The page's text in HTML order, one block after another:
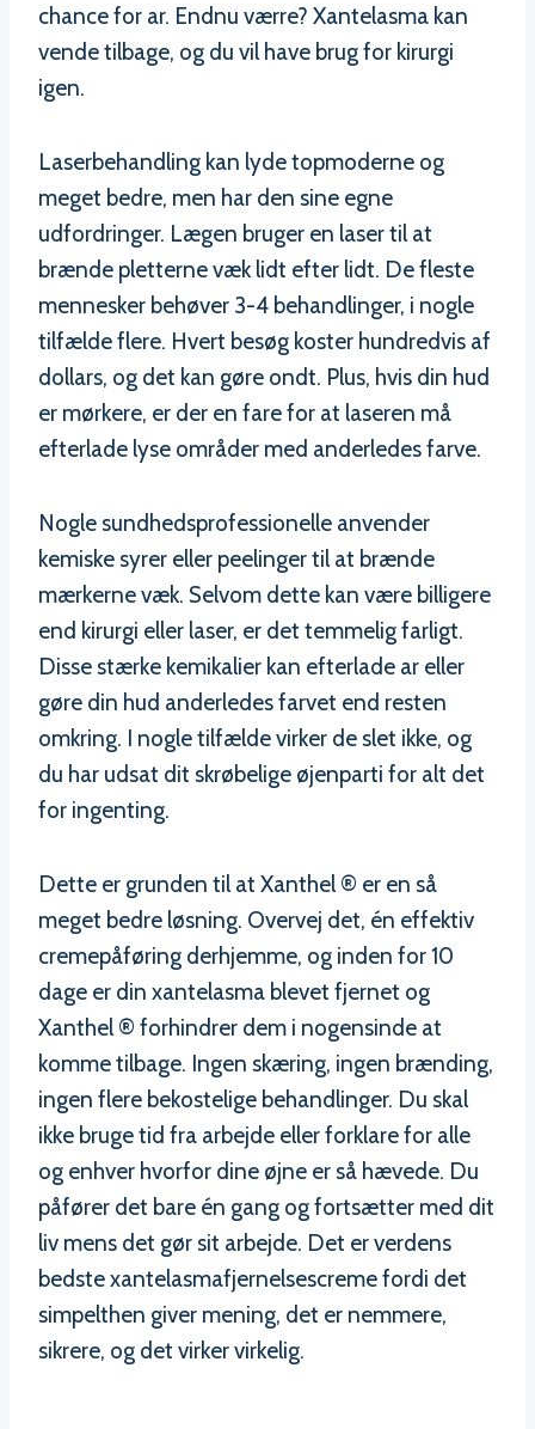
chance for ar. Endnu værre? Xantelasma kan
vende tilbage, og du vil have brug for kirurgi
igen.
Laserbehandling kan lyde topmoderne og
meget bedre, men har den sine egne
udfordringer. Lægen bruger en laser til at
brænde pletterne væk lidt efter lidt. De fleste
mennesker behøver 3-4 behandlinger, i nogle
tilfælde flere. Hvert besøg koster hundredvis af
dollars, og det kan gøre ondt. Plus, hvis din hud
er mørkere, er der en fare for at laseren må
efterlade lyse områder med anderledes farve.
Nogle sundhedsprofessionelle anvender
kemiske syrer eller peelinger til at brænde
mærkerne væk. Selvom dette kan være billigere
end kirurgi eller laser, er det temmelig farligt.
Disse stærke kemikalier kan efterlade ar eller
gøre din hud anderledes farvet end resten
omkring. I nogle tilfælde virker de slet ikke, og
du har udsat dit skrøbelige øjenparti for alt det
for ingenting.
Dette er grunden til at Xanthel ® er en så
meget bedre løsning. Overvej det, én effektiv
cremepåføring derhjemme, og inden for 10
dage er din xantelasma blevet fjernet og
Xanthel ® forhindrer dem i nogensinde at
komme tilbage. Ingen skæring, ingen brænding,
ingen flere bekostelige behandlinger. Du skal
ikke bruge tid fra arbejde eller forklare for alle
og enhver hvorfor dine øjne er så hævede. Du
påfører det bare én gang og fortsætter med dit
liv mens det gør sit arbejde. Det er verdens
bedste xantelasmafjernelsescreme fordi det
simpelthen giver mening, det er nemmere,
sikrere, og det virker virkelig.